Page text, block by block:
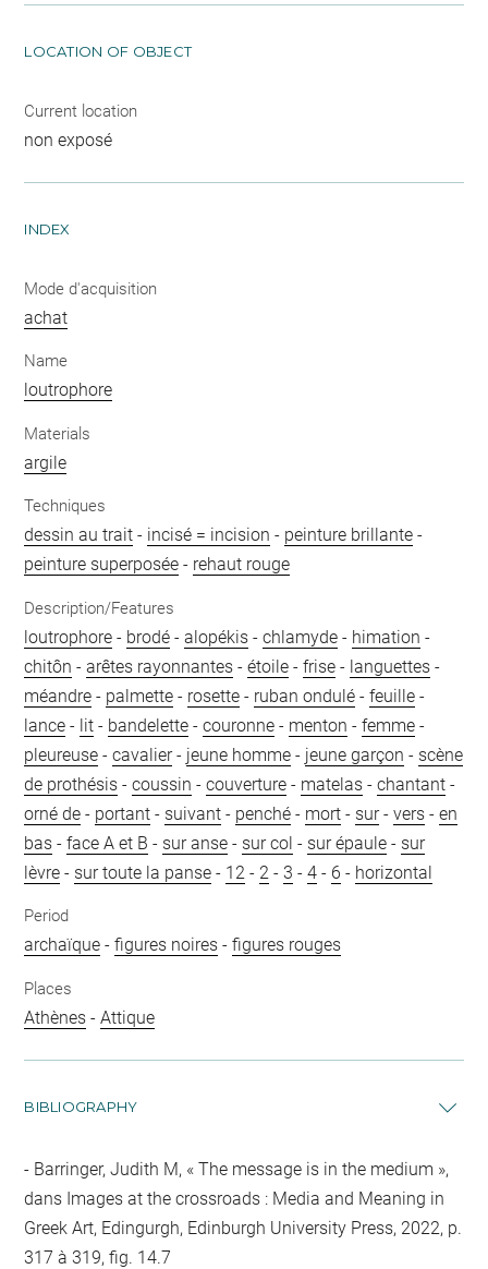
LOCATION OF OBJECT
Current location
non exposé
INDEX
Mode d'acquisition
achat
Name
loutrophore
Materials
argile
Techniques
dessin au trait - incisé = incision - peinture brillante -
peinture superposée - rehaut rouge
Description/Features
loutrophore - brodé -alopékis -chlamyde - himation -
chitôn -arêtes rayonnantes -étoile -frise - languettes -
méandre - palmette - rosette - ruban ondulé -feuille -
lance - lit - bandelette -couronne - menton -femme -
pleureuse -cavalier- jeune homme - jeune garçon - scène
de prothésis -coussin -couverture - matelas -chantant -
orné de - portant - suivant - penché - mort - sur-vers -en
bas -face A et B - sur anse - sur col - sur épaule - sur
lèvre - sur toute la panse - 12 - 2 -3 -4 - 6 - horizontal
Period
archaïque -figures noires -figures rouges
Places
Athènes -Attique
BIBLIOGRAPHY
Barringer, Judith M, « The message is in the medium »,
dans Images at the crossroads : Media and Meaning in
Greek Art, Edingurgh, Edinburgh University Press, 2022, p.
317 à 319, fig. 14.7